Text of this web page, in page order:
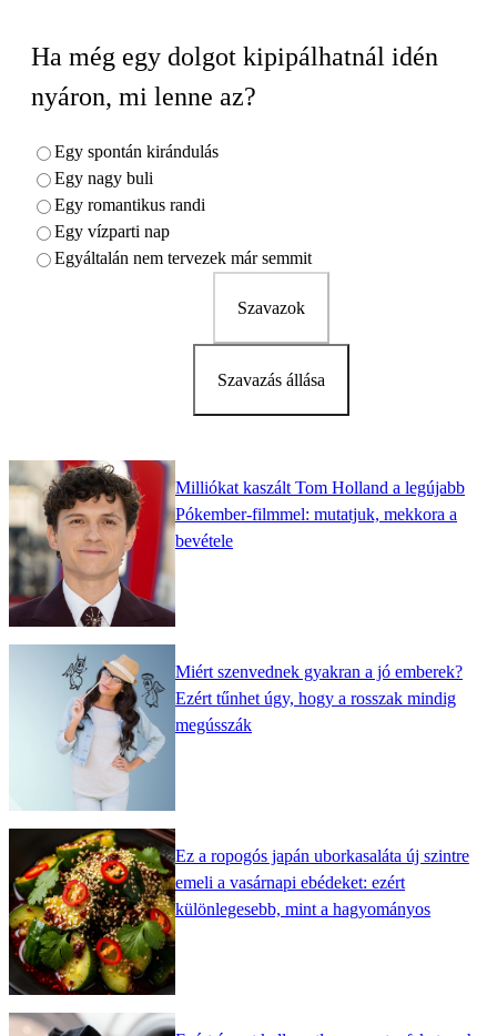
Ha még egy dolgot kipipálhatnál idén
nyáron, mi lenne az?
Egy spontán kirándulás
Egy nagy buli
Egy romantikus randi
Egy vízparti nap
Egyáltalán nem tervezek már semmit
Szavazok
Szavazás állása
Milliókat kaszált Tom Holland a legújabb
Pókember-filmmel: mutatjuk, mekkora a
bevétele
Miért szenvednek gyakran a jó emberek?
Ezért tűnhet úgy, hogy a rosszak mindig
megússzák
Ez a ropogós japán uborkasaláta új szintre
emeli a vasárnapi ebédeket: ezért
különlegesebb, mint a hagyományos